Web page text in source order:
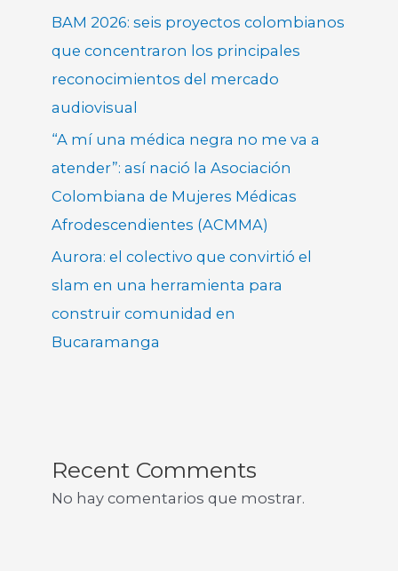
BAM 2026: seis proyectos colombianos
que concentraron los principales
reconocimientos del mercado
audiovisual
“A mí una médica negra no me va a
atender”: así nació la Asociación
Colombiana de Mujeres Médicas
Afrodescendientes (ACMMA)
Aurora: el colectivo que convirtió el
slam en una herramienta para
construir comunidad en
Bucaramanga
Recent Comments
No hay comentarios que mostrar.